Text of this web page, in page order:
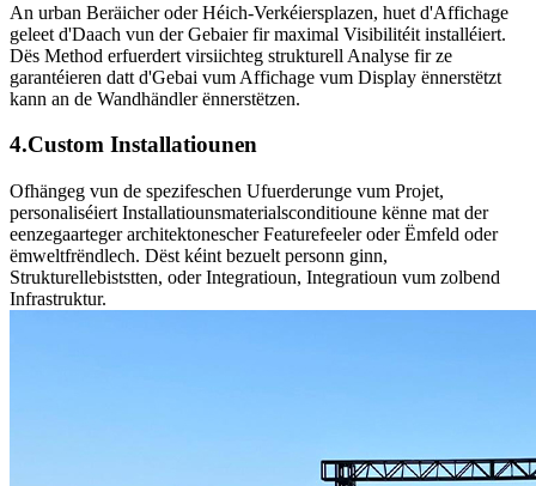
An urban Beräicher oder Héich-Verkéiersplazen, huet d'Affichage
geleet d'Daach vun der Gebaier fir maximal Visibilitéit installéiert.
Dës Method erfuerdert virsiichteg strukturell Analyse fir ze
garantéieren datt d'Gebai vum Affichage vum Display ënnerstëtzt
kann an de Wandhändler ënnerstëtzen.
4.Custom Installatiounen
Ofhängeg vun de spezifeschen Ufuerderunge vum Projet,
personaliséiert Installatiounsmaterialsconditioune kënne mat der
eenzegaarteger architektonescher Featurefeeler oder Ëmfeld oder
ëmweltfrëndlech. Dëst kéint bezuelt personn ginn,
Strukturellebiststten, oder Integratioun, Integratioun vum zolbend
Infrastruktur.